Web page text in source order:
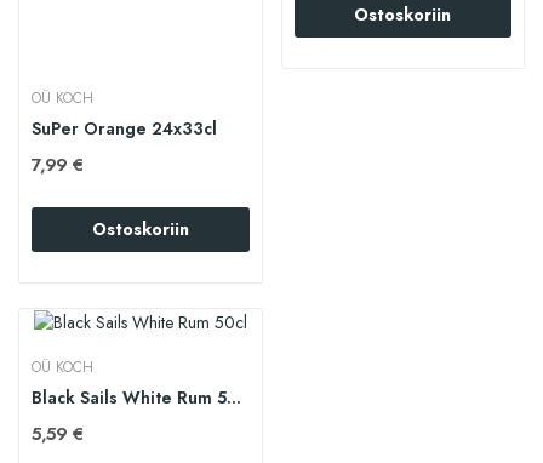
OÜ KOCH
SuPer Orange 24x33cl
7,99 €
Ostoskoriin
Ostoskoriin
OÜ KOCH
Black Sails White Rum 50cl
5,59 €